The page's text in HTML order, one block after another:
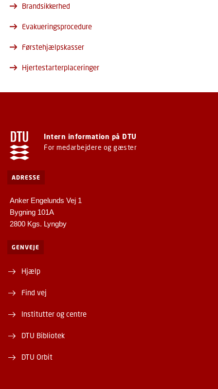
Brandsikkerhed
Evakueringsprocedure
Førstehjælpskasser
Hjertestarterplaceringer
Intern information på DTU
For medarbejdere og gæster
ADRESSE
Anker Engelunds Vej 1
Bygning 101A
2800 Kgs. Lyngby
GENVEJE
Hjælp
Find vej
Institutter og centre
DTU Bibliotek
DTU Orbit